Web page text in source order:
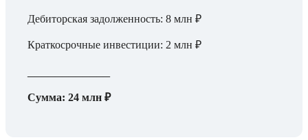
Дебиторская задолженность: 8 млн ₽
Краткосрочные инвестиции: 2 млн ₽
Сумма: 24 млн ₽